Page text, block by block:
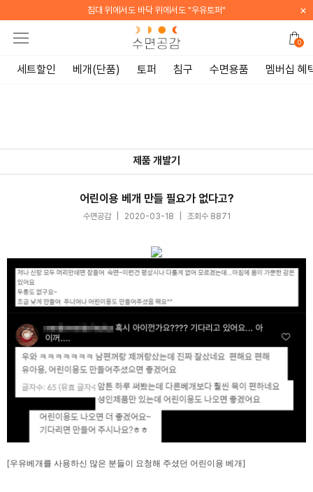
침대 위에서도 바닥 위에서도 "우유토퍼" ×
0
세트할인 베개(단품) 토퍼 침구 수면용품 멤버십 혜
제품 개발기
어린이용 베개 만들 필요가 없다고?
수면공감 2020-03-18 조회수 8871
[우유베개를 사용하신 많은 분들이 요청해 주셨던 어린이용 베개]